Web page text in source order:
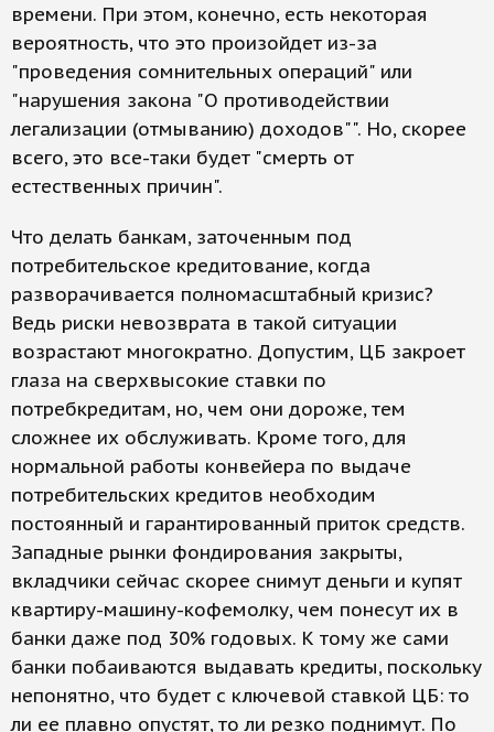
времени. При этом, конечно, есть некоторая
вероятность, что это произойдет из-за
"проведения сомнительных операций" или
"нарушения закона "О противодействии
легализации (отмыванию) доходов"". Но, скорее
всего, это все-таки будет "смерть от
естественных причин".
Что делать банкам, заточенным под
потребительское кредитование, когда
разворачивается полномасштабный кризис?
Ведь риски невозврата в такой ситуации
возрастают многократно. Допустим, ЦБ закроет
глаза на сверхвысокие ставки по
потребкредитам, но, чем они дороже, тем
сложнее их обслуживать. Кроме того, для
нормальной работы конвейера по выдаче
потребительских кредитов необходим
постоянный и гарантированный приток средств.
Западные рынки фондирования закрыты,
вкладчики сейчас скорее снимут деньги и купят
квартиру-машину-кофемолку, чем понесут их в
банки даже под 30% годовых. К тому же сами
банки побаиваются выдавать кредиты, поскольку
непонятно, что будет с ключевой ставкой ЦБ: то
ли ее плавно опустят, то ли резко поднимут. По